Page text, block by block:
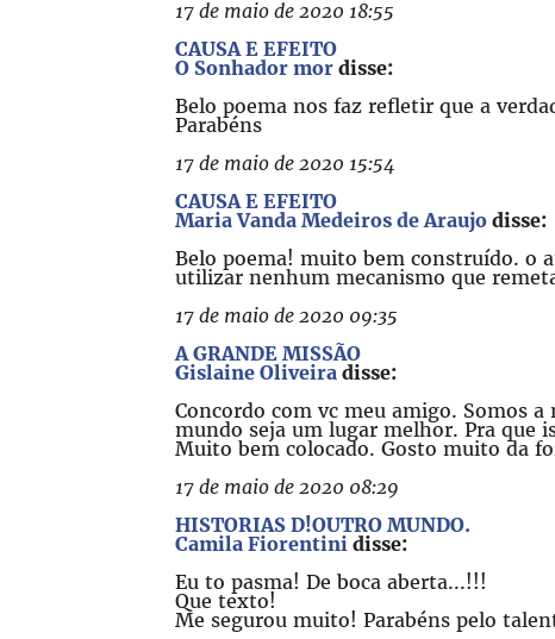
17 de maio de 2020 18:55
CAUSA E EFEITO
O Sonhador mor disse:
Belo poema nos faz refletir que a
Parabéns
17 de maio de 2020 15:54
CAUSA E EFEITO
Maria Vanda Medeiros de Araujo disse:
Belo poema! muito bem construído. o
utilizar nenhum mecanismo que
17 de maio de 2020 09:35
A GRANDE MISSÃO
Gislaine Oliveira disse:
Concordo com vc meu amigo. Somos
mundo seja um lugar melhor. Pra que
Muito bem colocado. Gosto muito da
17 de maio de 2020 08:29
HISTORIAS D!OUTRO MUNDO.
Camila Fiorentini disse:
Eu to pasma! De boca aberta...!!!
Que texto!
Me segurou muito! Parabéns pelo